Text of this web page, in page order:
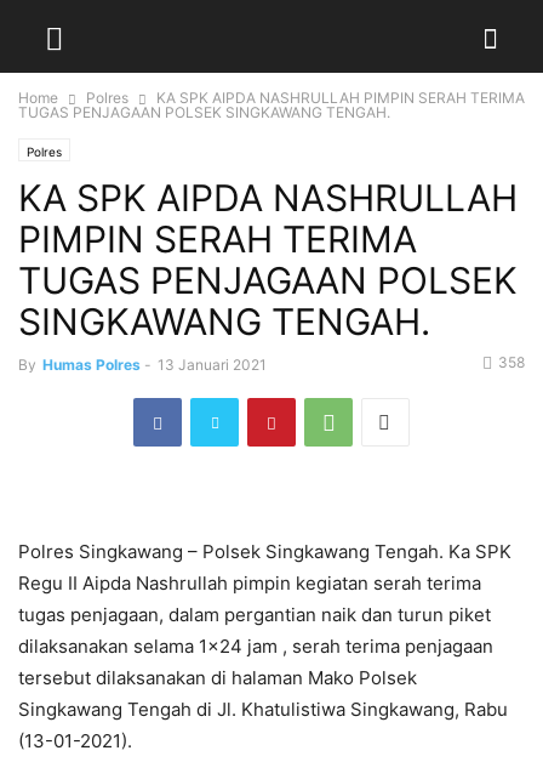
Home Polres
KA SPK AIPDA NASHRULLAH PIMPIN SERAH TERIMA
TUGAS PENJAGAAN POLSEK SINGKAWANG TENGAH.
Polres
KA SPK AIPDA NASHRULLAH
PIMPIN SERAH TERIMA
TUGAS PENJAGAAN POLSEK
SINGKAWANG TENGAH.
By Humas Polres - 13 Januari 2021 358
Polres Singkawang – Polsek Singkawang Tengah. Ka SPK
Regu II Aipda Nashrullah pimpin kegiatan serah terima
tugas penjagaan, dalam pergantian naik dan turun piket
dilaksanakan selama 1×24 jam , serah terima penjagaan
tersebut dilaksanakan di halaman Mako Polsek
Singkawang Tengah di Jl. Khatulistiwa Singkawang, Rabu
(13-01-2021).